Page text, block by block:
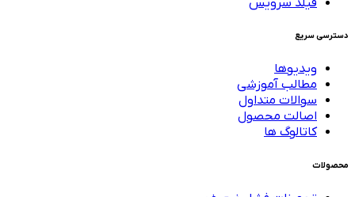
دسترسی سریع
ویدیوها
مطالب آموزشی
سوالات متداول
اصالت محصول
کاتالوگ ها
محصولات